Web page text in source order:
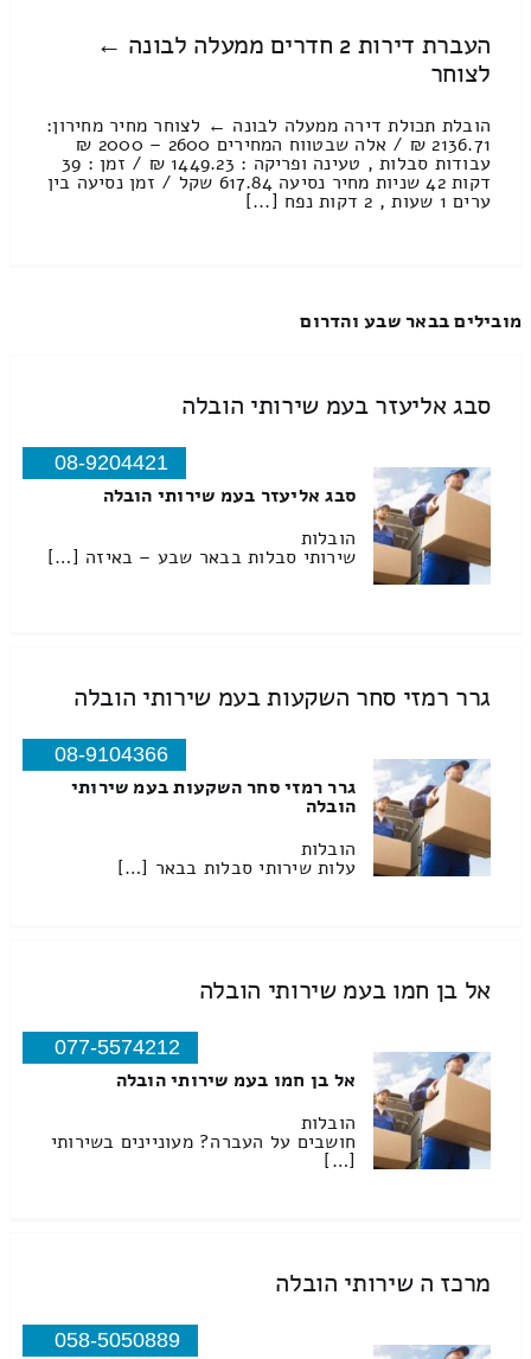
העברת דירות 2 חדרים ממעלה לבונה ←
לצוחר
הובלת תכולת דירה ממעלה לבונה ← לצוחר מחיר מחירון:
2136.71 ₪ / אלה שבטווח המחירים 2600 – 2000 ₪
עבודות סבלות , טעינה ופריקה : 1449.23 ₪ / זמן : 39
דקות 42 שניות מחיר נסיעה 617.84 שקל / זמן נסיעה בין
ערים 1 שעות , 2 דקות נפח [...]
מובילים בבאר שבע והדרום
סבג אליעזר בעמ שירותי הובלה
08-9204421
סבג אליעזר בעמ שירותי הובלה
הובלות
שירותי סבלות בבאר שבע – באיזה […]
גרר רמזי סחר השקעות בעמ שירותי הובלה
08-9104366
גרר רמזי סחר השקעות בעמ שירותי
הובלה
הובלות
עלות שירותי סבלות בבאר […]
אל בן חמו בעמ שירותי הובלה
077-5574212
אל בן חמו בעמ שירותי הובלה
הובלות
חושבים על העברה? מעוניינים בשירותי
[…]
מרכז ה שירותי הובלה
058-5050889